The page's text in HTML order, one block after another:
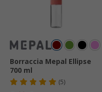
Borraccia Mepal Ellipse
700 ml
(5)